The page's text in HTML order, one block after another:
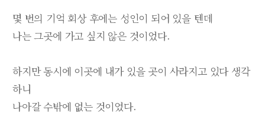
몇 번의 기억 회상 후에는 성인이 되어 있을 텐데
나는 그곳에 가고 싶지 않은 것이었다.
하지만 동시에 이곳에 내가 있을 곳이 사라지고 있다 생각
하니
나아갈 수밖에 없는 것이었다.